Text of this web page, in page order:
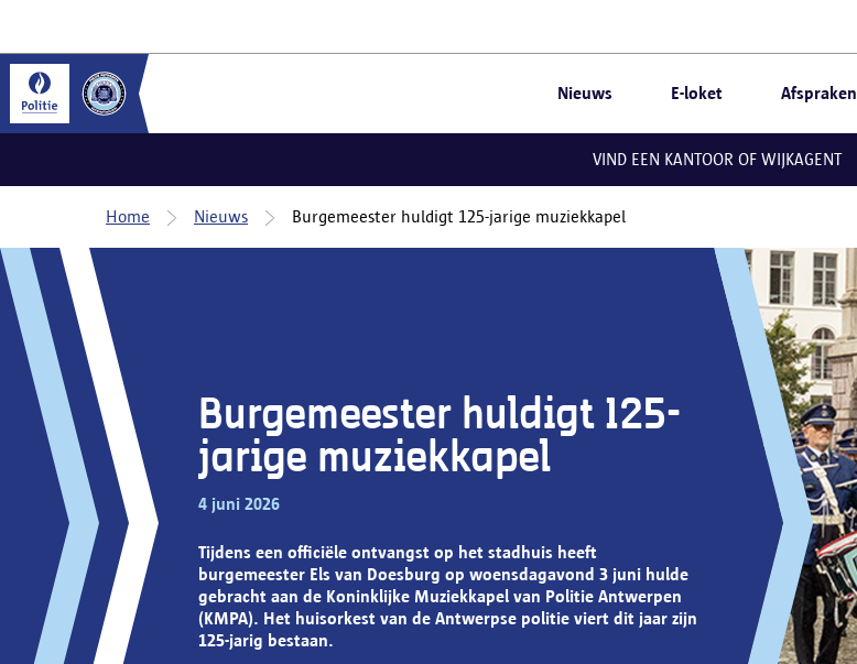
Nieuws E-loket Afspraken
VIND EEN KANTOOR OF WIJKAGENT
Home Nieuws Burgemeester huldigt 125-jarige muziekkapel
Burgemeester huldigt 125-
jarige muziekkapel
4 juni 2026
Tijdens een officiële ontvangst op het stadhuis heeft
burgemeester Els van Doesburg op woensdagavond 3 juni hulde
gebracht aan de Koninklijke Muziekkapel van Politie Antwerpen
(KMPA). Het huisorkest van de Antwerpse politie viert dit jaar zijn
125-jarig bestaan.